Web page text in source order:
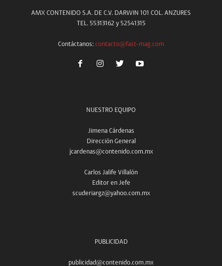
AMX CONTENIDO S.A. DE C.V. DARWIN 101 COL. ANZURES
TEL. 55313162 y 52541315
Contáctanos: contacto@fast-mag.com
NUESTRO EQUIPO
Jimena Cárdenas
Dirección General
jcardenas@contenido.com.mx
Carlos Jalife Villalón
Editor en Jefe
scuderiargz@yahoo.com.mx
PUBLICIDAD
publicidad@contenido.com.mx